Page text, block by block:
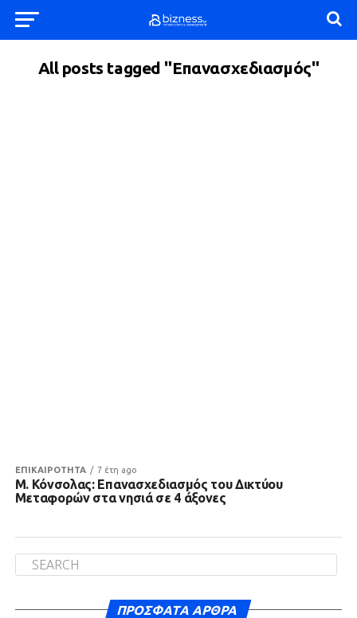
All posts tagged "Επανασχεδιασμός"
ΕΠΙΚΑΙΡΟΤΗΤΑ 7 έτη ago
Μ. Κόνσολας: Επανασχεδιασμός του Δικτύου
Μεταφορών στα νησιά σε 4 άξονες
ΠΡΌΣΦΑΤΑ ΆΡΘΡΑ